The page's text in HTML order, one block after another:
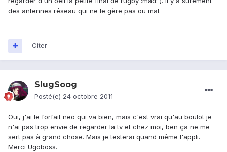
des antennes réseau qui ne le gère pas ou mal.
Citer
SlugSoog
Posté(e) 24 octobre 2011
Oui, j'ai le forfait neo qui va bien, mais c'est vrai qu'au boulot je
n'ai pas trop envie de regarder la tv et chez moi, ben ça ne me
sert pas à grand chose. Mais je testerai quand même l'appli.
Merci Ugoboss.